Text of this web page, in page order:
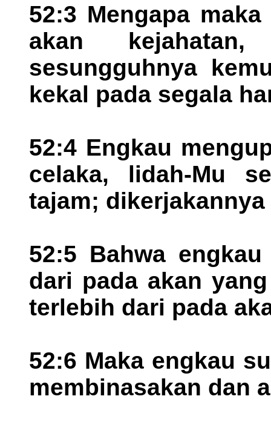
52:3 Mengapa
akan
sesungguhnya
kekal pada segala
52:4 Engkau
celaka, lidah-Mu
tajam;
52:5 Bahwa
dari pada akan
terlebih dari pada
52:6 Maka engkau
membinasakan dan